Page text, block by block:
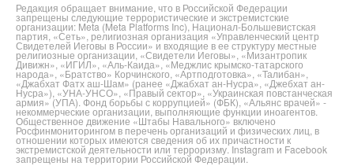
Редакция обращает внимание, что в Российской Федерации
запрещены следующие террористические и экстремистские
организации: Meta (Meta Platforms Inc), Национал-Большевистская
партия, «Сеть», религиозная организация «Управленческий центр
Свидетелей Иеговы в России» и входящие в ее структуру местные
религиозные организации, «Свидетели Иеговы», «Мизантропик
Дивижн», «ИГИЛ», «Аль-Каида», «Меджлис крымско-татарского
народа», «Братство» Корчинского, «Артподготовка», «Талибан»,
«Джабхат Фатх аш-Шам» (ранее «Джабхат ан-Нусра», «Джебхат ан-
Нусра»), «УНА-УНСО», «Правый сектор», «Украинская повстанческая
армия» (УПА). Фонд борьбы с коррупцией» (ФБК), «Альянс врачей» -
некоммерческие организации, выполняющие функции иноагентов.
Общественное движение «Штабы Навального» включено
Росфинмониторингом в перечень организаций и физических лиц, в
отношении которых имеются сведения об их причастности к
экстремистской деятельности или терроризму. Instagram и Facebook
запрещены на территории Российской Федерации.